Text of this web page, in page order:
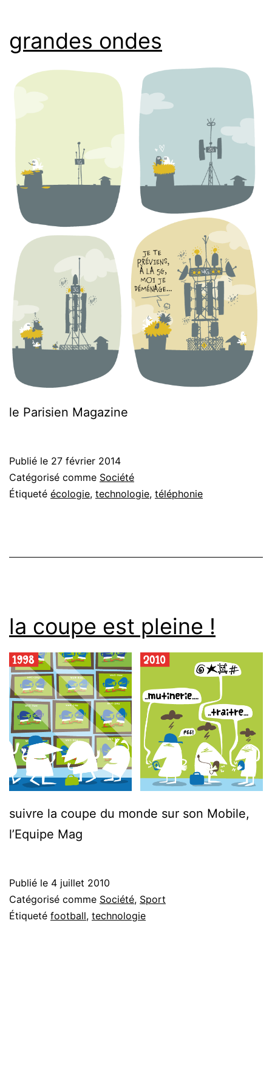
grandes ondes
le Parisien Magazine
Publié le 27 février 2014
Catégorisé comme Société
Étiqueté écologie, technologie, téléphonie
la coupe est pleine !
suivre la coupe du monde sur son Mobile,
l’Equipe Mag
Publié le 4 juillet 2010
Catégorisé comme Société, Sport
Étiqueté football, technologie